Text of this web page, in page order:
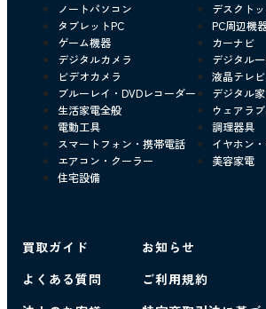
ノートパソコン
デスクト
タブレットPC
PC周辺機
ゲーム機器
カーナビ
デジタルカメラ
デジタル
ビデオカメラ
液晶テレビ
ブルーレイ・DVDレコーダー
デジタル
生活家電全般
ウェアラ
電動工具
調理器具
スマートフォン・携帯電話
イヤホン
エアコン・クーラー
美容家電
住宅設備
買取ガイド
よくある質問
お知らせ
ご利用規約